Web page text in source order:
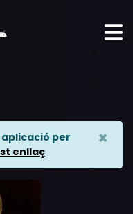
per
enllaç
×